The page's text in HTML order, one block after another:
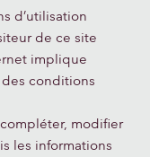
d’utilisation
de ce site
implique
des conditions
modifier
les informations